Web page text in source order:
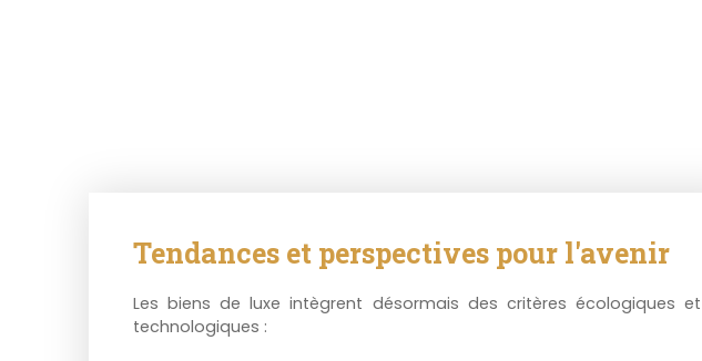
Tendances et perspectives pour l'avenir
Les biens de luxe intègrent désormais des critères écologiques et
technologiques :